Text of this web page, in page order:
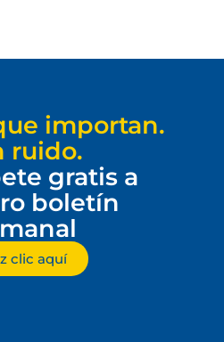
importan.
ruido.
gratis a
boletín
clic aquí